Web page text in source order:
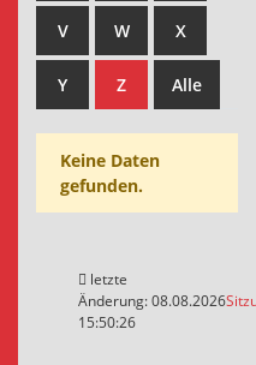
V W X
Y Z Alle
Keine Daten
gefunden.
letzte
Änderung: 08.08.2026
15:50:26